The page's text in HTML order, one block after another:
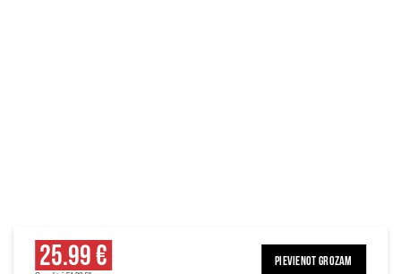
25.99 € PIEVIENOT GROZAM